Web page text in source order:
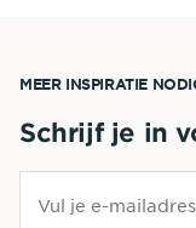
MEER INSPIRATIE
Schrijf je in